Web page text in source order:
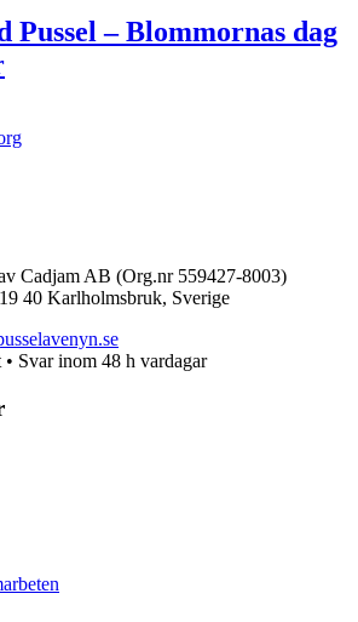
Pussel – Blommornas dag
Cadjam AB (Org.nr 559427-8003)
40 Karlholmsbruk, Sverige
Svar inom 48 h vardagar